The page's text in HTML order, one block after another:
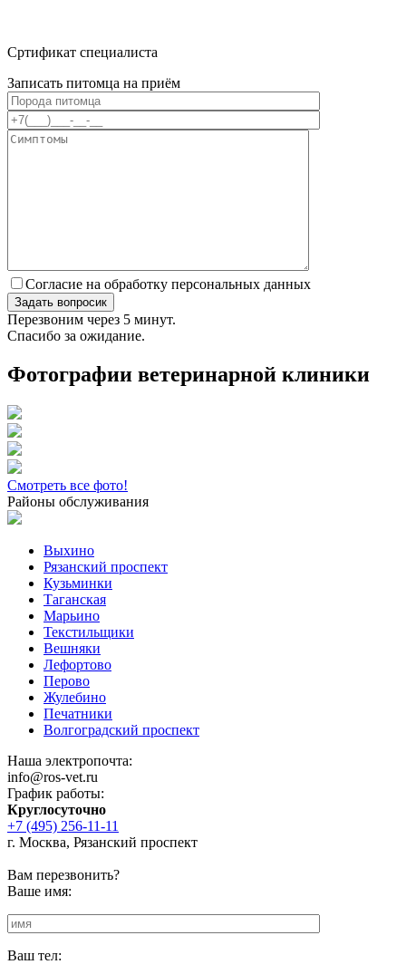
Сртификат специалиста
Записать питомца на приём
Согласие на обработку персональных данных
Перезвоним через 5 минут.
Спасибо за ожидание.
Фотографии ветеринарной клиники
Смотреть все фото!
Районы обслуживания
Выхино
Рязанский проспект
Кузьминки
Таганская
Марьино
Текстильщики
Вешняки
Лефортово
Перово
Жулебино
Печатники
Волгоградский проспект
Наша электропочта:
info@ros-vet.ru
График работы:
Круглосуточно
+7 (495) 256-11-11
г. Москва, Рязанский проспект
Вам перезвонить?
Ваше имя:
Ваш тел: